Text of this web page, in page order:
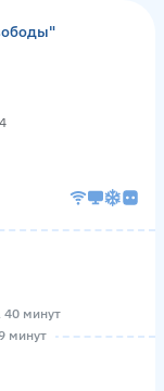
40 минут
минут